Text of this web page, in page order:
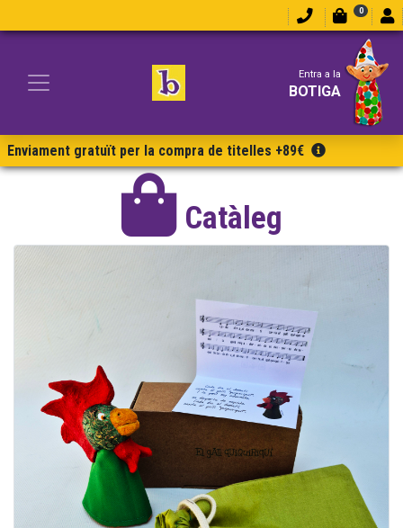
0
Entra a la
BOTIGA
Enviament gratuït per la compra de titelles +89€
Catàleg